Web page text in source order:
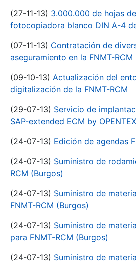
(27-11-13) 3.000.000 de hojas
fotocopiadora blanco DIN A-4
(07-11-13) Contratación de
aseguramiento en la FNMT-RCM
(09-10-13) Actualización del
digitalización de la FNMT-RCM
(29-07-13) Servicio de
SAP-extended ECM by
(24-07-13) Edición de agendas
(24-07-13) Suministro de
RCM (Burgos)
(24-07-13) Suministro de
FNMT-RCM (Burgos)
(24-07-13) Suministro de
para FNMT-RCM (Burgos)
(24-07-13) Suministro de